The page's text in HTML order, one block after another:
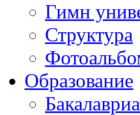
Гимн
Структура
Образование